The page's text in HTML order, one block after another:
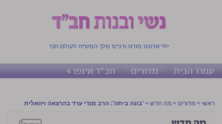
יחי אדוננו מורנו ורבינו מלך המשיח לעולם ועד
עמוד הבית מדורים חב"ד אינפו >
ראשי > מדורים > מה חדש > 'בונה ביתה': הרב מנדי ערד בהרצאה ויזואלית